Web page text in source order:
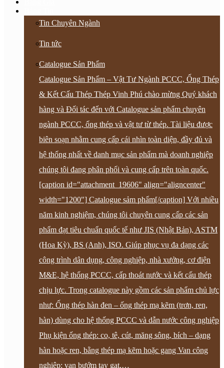
Tin Chuyên Ngành
Tin tức
Catalogue Sản Phẩm
Catalogue Sản Phẩm – Vật Tư Ngành PCCC, Ống Thép
& Kết Cấu Thép Thép Vinh Phú chào mừng Quý khách
hàng và Đối tác đến với Catalogue sản phẩm chuyên
ngành PCCC, ống thép và vật tư từ thép. Tài liệu được
biên soạn nhằm cung cấp cái nhìn toàn diện, đầy đủ và
hệ thống nhất về danh mục sản phẩm mà doanh nghiệp
chúng tôi đang phân phối và cung cấp trên toàn quốc.
[caption id="attachment_19606" align="aligncenter"
width="1200"] Catalogue sảm phẩm[/caption] Với nhiều
năm kinh nghiệm, chúng tôi chuyên cung cấp các sản
phẩm đạt tiêu chuẩn quốc tế như JIS (Nhật Bản), ASTM
(Hoa Kỳ), BS (Anh), ISO. Giúp phục vụ đa dạng các
công trình dân dụng, công nghiệp, nhà xưởng, cơ điện
M&E, hệ thống PCCC, cấp thoát nước và kết cấu thép
chịu lực. Trong catalogue này gồm các sản phẩm chủ lực
như: Ống thép hàn đen – ống thép mạ kẽm (trơn, ren,
hàn) dùng cho hệ thống PCCC và dẫn nước công nghiệp
Phụ kiện ống thép: co, tê, cút, măng sông, bích – dạng
hàn hoặc ren, bằng thép mạ kẽm hoặc gang Van công
nghiệp: van bướm tay gạt,…